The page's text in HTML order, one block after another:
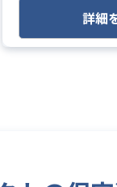
詳細